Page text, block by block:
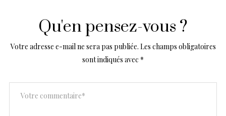
Qu'en pensez-vous ?
Votre adresse e-mail ne sera pas publiée. Les champs obligatoires
sont indiqués avec *